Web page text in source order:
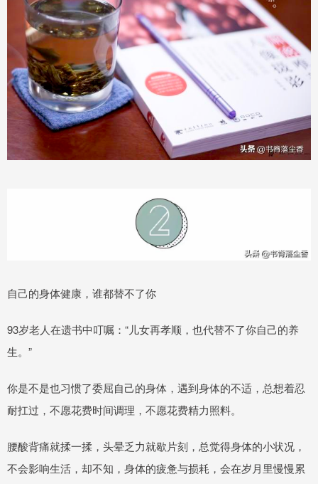
自己的身体健康，谁都替不了你
93岁老人在遗书中叮嘱：“儿女再孝顺，也代替不了你自己的养
生。”
你是不是也习惯了委屈自己的身体，遇到身体的不适，总想着忍
耐扛过，不愿花费时间调理，不愿花费精力照料。
腰酸背痛就揉一揉，头晕乏力就歇片刻，总觉得身体的小状况，
不会影响生活，却不知，身体的疲惫与损耗，会在岁月里慢慢累